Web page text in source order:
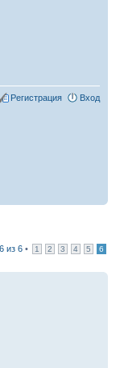
Регистрация Вход
6 из 6 • 1 2 3 4 5 6